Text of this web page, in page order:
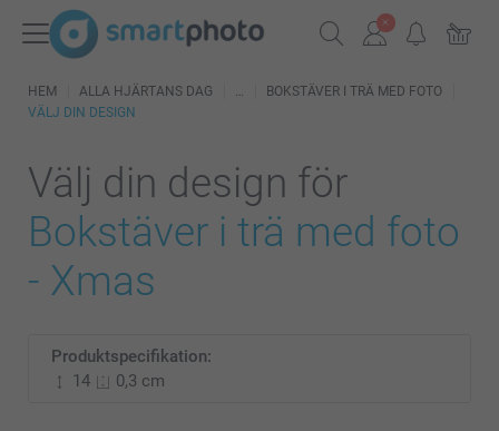
HEM ALLA HJÄRTANS DAG
BOKSTÄVER I TRÄ MED FOTO
VÄLJ DIN DESIGN
Välj din design för
Bokstäver i trä med foto
- Xmas
Produktspecifikation:
14
0,3 cm